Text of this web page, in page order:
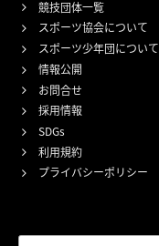
競技団体一覧
スポーツ協会について
スポーツ少年団について
情報公開
お問合せ
採用情報
SDGs
利用規約
プライバシーポリシー